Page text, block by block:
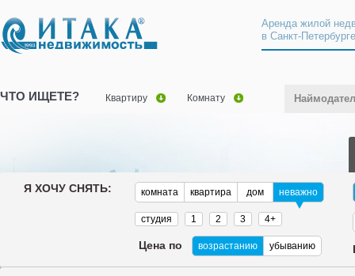
Аренда жилой
в Санкт-
ЧТО ИЩЕТЕ? Квартиру Комнату
Я ХОЧУ СНЯТЬ: комната квартира дом неважно
студия 1 2 3 4+
Цена по возрастанию убыванию